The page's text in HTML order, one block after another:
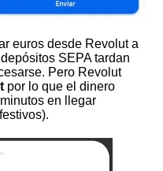
euros desde Revolut a
SEPA tardan
Pero Revolut
por lo que el dinero
en llegar